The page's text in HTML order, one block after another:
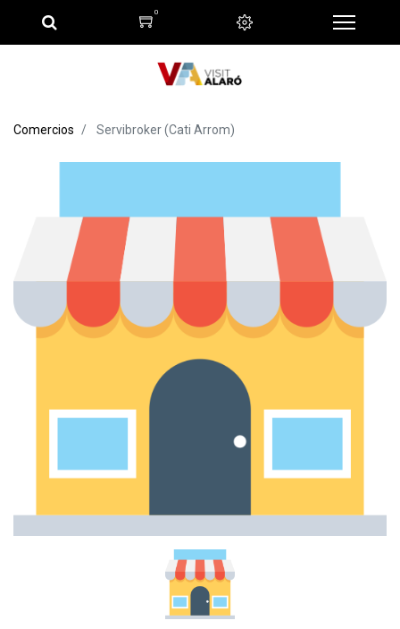
0
Comercios Servibroker (Cati Arrom)